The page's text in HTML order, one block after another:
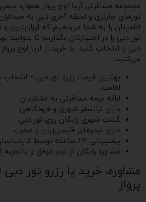
مجموعه مسافرتی آریا اوج پرواز همواره
تورهای چارتری و لحظه آخری دبی به
اطمینان را به شما می‌دهیم که ارزان‌ترین
تور دبی را در اختیارتان بگذاریم تا بتوانید
دبی را انتخاب کنید. با خرید از آریا اوج
می‌کنید:
بهترین قیمت رزرو تور دبی +
اقامت
ارائه بیمه مسافرتی به مشتریان
دارای ترانسفر شهری و فرودگاهی
گشت شهری رایگان روی تور دبی
دارای لیدرهای فارسی‌زبان و مجرب
پشتیبانی ۲۴ ساعته توسط کارشناسان
مشاوره رایگان از تیم موفق و باتجربه
مشاوره، خرید یا رزرو تور دبی
پرواز